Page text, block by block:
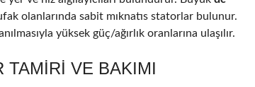
olanlarında sabit mıknatıs statorlar bulunur.
yüksek güç/ağırlık oranlarına ulaşılır.
TAMIRI VE BAKIMI